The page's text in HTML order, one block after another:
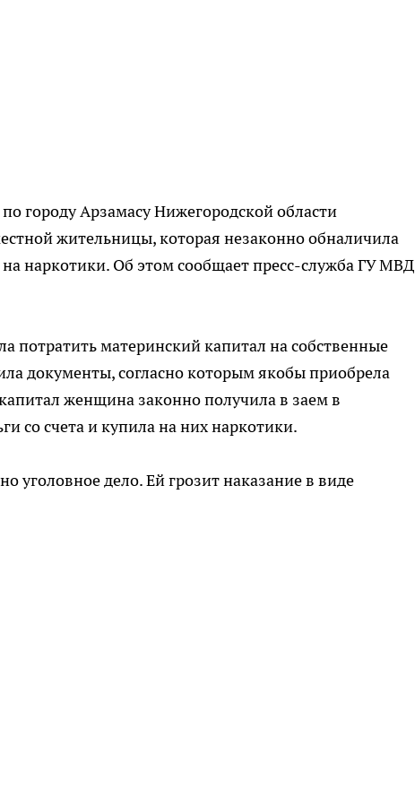
городу Арзамасу Нижегородской области
жительницы, которая незаконно обналичила
наркотики. Об этом сообщает пресс-служба ГУ МВД
потратить материнский капитал на собственные
документы, согласно которым якобы приобрела
женщина законно получила в заем в
со счета и купила на них наркотики.
дело. Ей грозит наказание в виде